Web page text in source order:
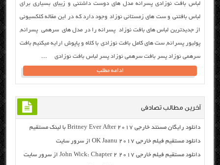
لباس بافت نوزادی پسرانه مدل های دوست داشتنی و زیبای بسیاری برای
لباس بافتنی و ست های زمستانی نوزاد وجود دارد که در این مقاله کلکسیونی
از جدیدترین لباس های بافت نوزاد پسرانه را در مدل های سرهمی پسرانه,
پولیور پسرانه, ست های کامل بافت نوزادی با کلاه و پاپوش ارایه میکنیم بافت
سرهمی نوزاد پسر بافت سرهمی نوزاد پسر لباس بافت نوزادی ...
ادامه مطلب
آخرین مطالب تصادفی
دانلود رایگان مسنتد خارجی Britney Ever After 2017 با لینک مستقیم
دانلود مستقیم فیلم خارجی OK Jaanu 2017 از سرور سایت
دانلود مستقیم فیلم خارجی John Wick: Chapter 2 2017 از سرور سایت